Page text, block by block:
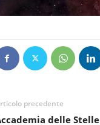
precedente
delle Stelle